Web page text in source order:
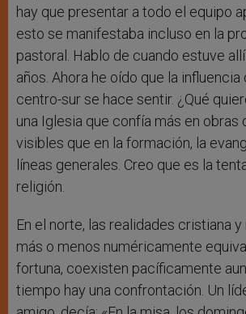
hay que presentar a todo el equipo
esto se manifestaba incluso en la
pastoral. Hablo de cuando estuve
años. Ahora he oído que la influencia
centro-sur se hace sentir. ¿Qué
una Iglesia que confía más en obras
visibles que en la formación, la
líneas generales. Creo que es la
religión.
En el norte, las realidades cristiana
más o menos numéricamente
fortuna, coexisten pacíficamente
tiempo hay una confrontación. Un